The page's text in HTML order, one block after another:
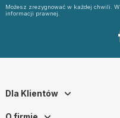
Możesz zrezygnować w każdej chwili.
informacji prawnej.
Dla Klientów